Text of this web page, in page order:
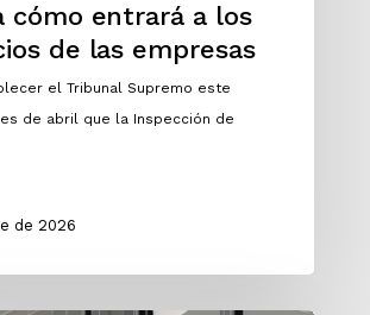
cómo entrará a los
de las empresas
el Tribunal Supremo este
de abril que la Inspección de
de 2026